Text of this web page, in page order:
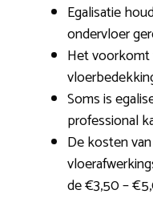
Egalisatie
ondervloer
Het
Soms is
professional
De kosten
de €3,50 –